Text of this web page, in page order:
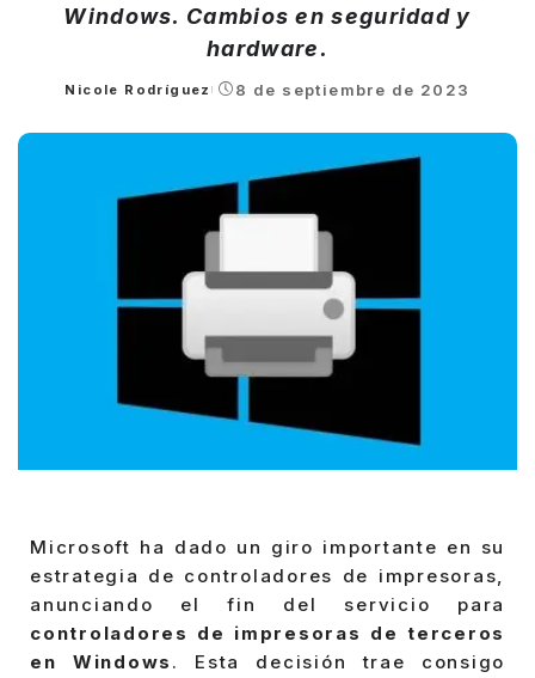
Windows. Cambios en seguridad y
hardware.
Posted
Nicole Rodríguez 8 de septiembre de 2023
Microsoft ha dado un giro importante en su
estrategia de controladores de impresoras,
anunciando el fin del servicio para
controladores de impresoras de terceros
en Windows . Esta decisión trae consigo